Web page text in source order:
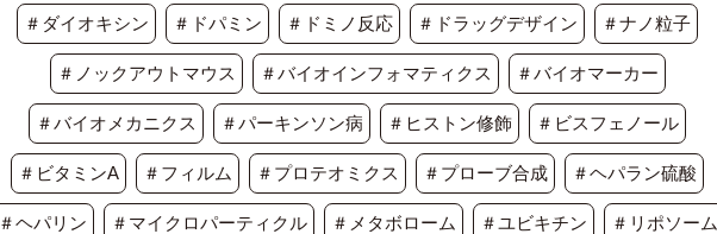
＃ダイオキシン ＃ドパミン ＃ドミノ反応 ＃ドラッグデザイン ＃ナノ粒子
＃ノックアウトマウス ＃バイオインフォマティクス ＃バイオマーカー
＃バイオメカニクス ＃パーキンソン病 ＃ヒストン修飾 ＃ビスフェノール
＃ビタミンA ＃フィルム ＃プロテオミクス ＃プローブ合成 ＃ヘパラン硫酸
＃ヘパリン ＃マイクロパーティクル ＃メタボローム ＃ユビキチン ＃リポソーム